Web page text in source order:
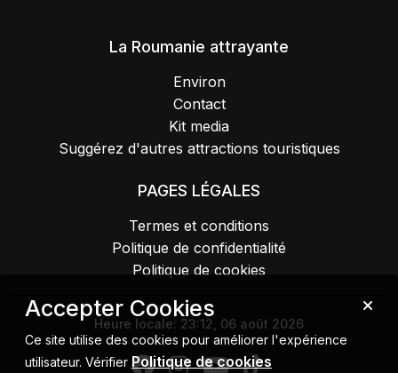
La Roumanie attrayante
Environ
Contact
Kit media
Suggérez d'autres attractions touristiques
PAGES LÉGALES
Termes et conditions
Politique de confidentialité
Politique de cookies
Heure locale: 23:12, 06 août 2026
Accepter Cookies
Ce site utilise des cookies pour améliorer l'expérience
utilisateur. Vérifier Politique de cookies